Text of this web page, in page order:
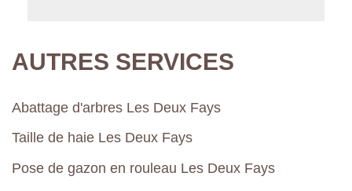
AUTRES SERVICES
Abattage d'arbres Les Deux Fays
Taille de haie Les Deux Fays
Pose de gazon en rouleau Les Deux Fays